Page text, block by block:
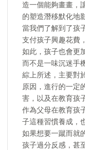
造一個能夠畫畫，
的塑造潛移默化地
當我們了解到了孩
支付孩子興趣花費
如此，孩子也會更
而不是一味沉迷手機
綜上所述，主要對
原因，進行的一定
害，以及在教育孩
作為父母在教育孩
子這種習慣養成，
如果想要一蹴而就
孩子過分反感，甚